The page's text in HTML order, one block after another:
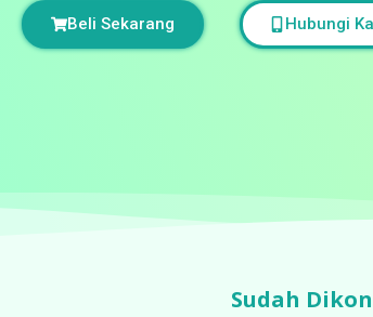
Beli Sekarang Hubungi
Sudah